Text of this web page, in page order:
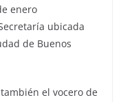
enero
ubicada
de Buenos
el vocero de